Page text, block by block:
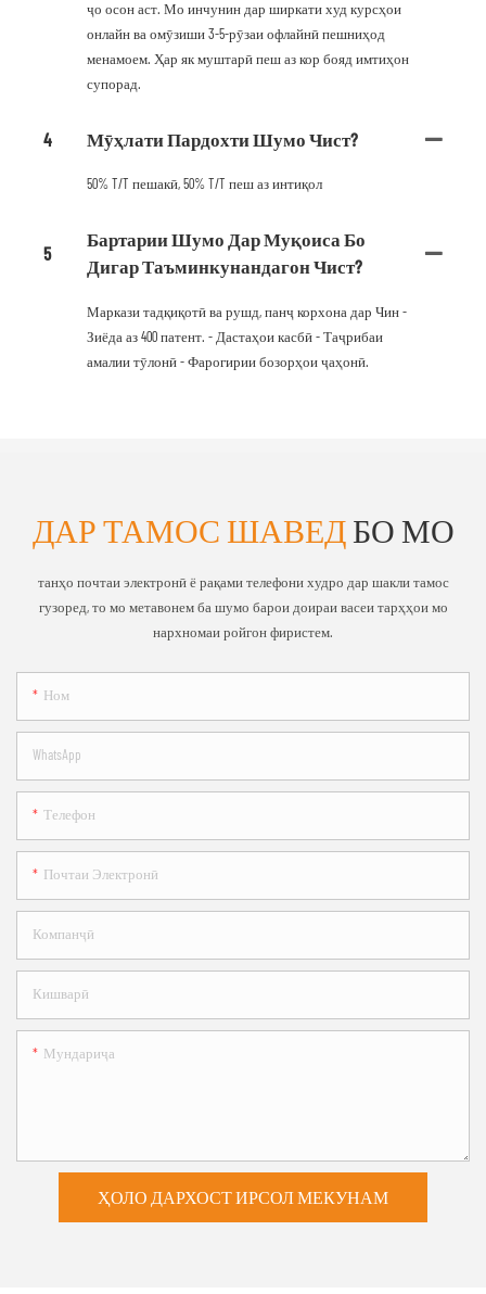
ҷо осон аст. Мо инчунин дар ширкати худ курсҳои
онлайн ва омӯзиши 3-5-рӯзаи офлайнӣ пешниҳод
менамоем. Ҳар як муштарӣ пеш аз кор бояд имтиҳон
супорад.
4 Мӯҳлати Пардохти Шумо Чист?
50% T/T пешакӣ, 50% T/T пеш аз интиқол
5
Бартарии Шумо Дар Муқоиса Бо
Дигар Таъминкунандагон Чист?
Маркази тадқиқотӣ ва рушд, панҷ корхона дар Чин -
Зиёда аз 400 патент. - Дастаҳои касбӣ - Таҷрибаи
амалии тӯлонӣ - Фарогирии бозорҳои ҷаҳонӣ.
ДАР ТАМОС ШАВЕДБО МО
танҳо почтаи электронӣ ё рақами телефони худро дар шакли тамос
гузоред, то мо метавонем ба шумо барои доираи васеи тарҳҳои мо
нархномаи ройгон фиристем.
Ном
WhatsApp
Телефон
Почтаи Электронӣ
Компанҷӣ
Кишварӣ
Мундариҷа
ҲОЛО ДАРХОСТ ИРСОЛ МЕКУНАМ